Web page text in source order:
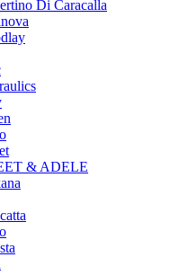
Di Caracalla
& ADELE